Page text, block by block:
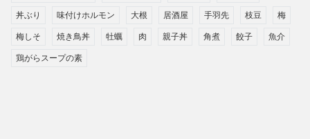
丼ぶり 味付けホルモン 大根 居酒屋 手羽先 枝豆 梅
梅しそ 焼き鳥丼 牡蠣 肉 親子丼 角煮 餃子 魚介
鶏がらスープの素